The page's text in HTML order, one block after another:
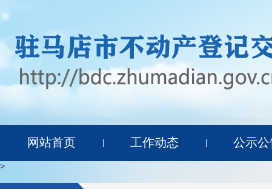
网站首页 | 工作动态 | 公示公
>